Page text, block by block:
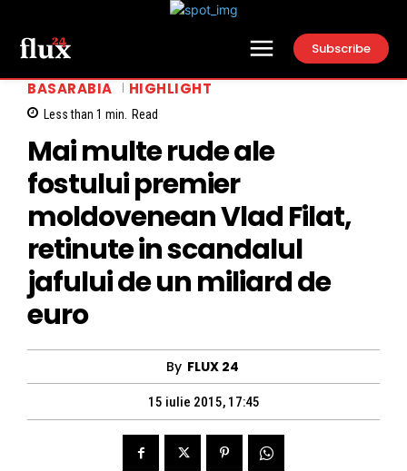
Subscribe
BASARABIA HIGHLIGHT
Less than 1 min. Read
Mai multe rude ale
fostului premier
moldovenean Vlad Filat,
retinute in scandalul
jafului de un miliard de
euro
By FLUX 24
15 iulie 2015, 17:45